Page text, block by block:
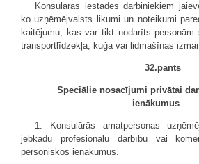
Konsulārās iestādes darbiniekiem
ko uzņēmējvalsts likumi un noteikumi
kaitējumu, kas var tikt nodarīts personām
transportlīdzekļa, kuģa vai lidmašīnas
32.pants
Speciālie nosacījumi privātai
ienākumus
1. Konsulārās amatpersonas
jebkādu profesionālu darbību vai
personiskos ienākumus.